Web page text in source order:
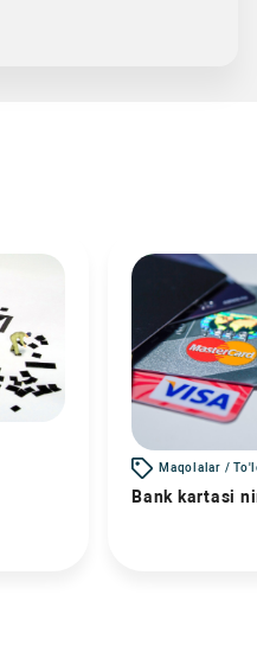
Maqolalar /
Bank kartasi